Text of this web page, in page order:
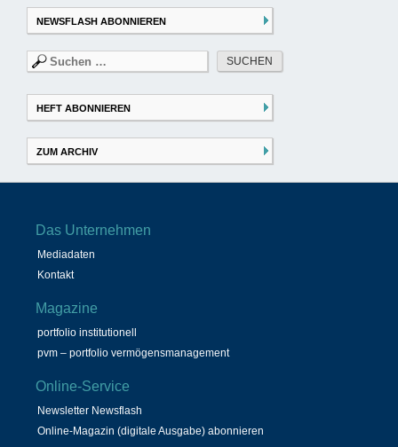
NEWSFLASH ABONNIEREN
Suchen
nach:
HEFT ABONNIEREN
ZUM ARCHIV
Das Unternehmen
Mediadaten
Kontakt
Magazine
portfolio institutionell
pvm – portfolio vermögensmanagement
Online-Service
Newsletter Newsflash
Online-Magazin (digitale Ausgabe) abonnieren